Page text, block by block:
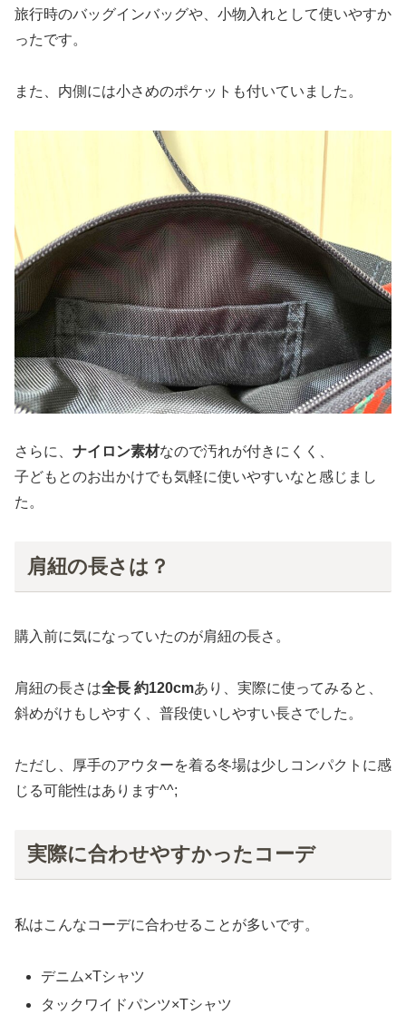
旅行時のバッグインバッグや、小物入れとして使いやすか
ったです。
また、内側には小さめのポケットも付いていました。
さらに、 ナイロン素材なので汚れが付きにくく、
子どもとのお出かけでも気軽に使いやすいなと感じまし
た。
肩紐の長さは？
購入前に気になっていたのが肩紐の長さ。
肩紐の長さは全長 約120cmあり、実際に使ってみると、
斜めがけもしやすく、普段使いしやすい長さでした。
ただし、厚手のアウターを着る冬場は少しコンパクトに感
じる可能性はあります^^;
実際に合わせやすかったコーデ
私はこんなコーデに合わせることが多いです。
デニム×Tシャツ
タックワイドパンツ×Tシャツ